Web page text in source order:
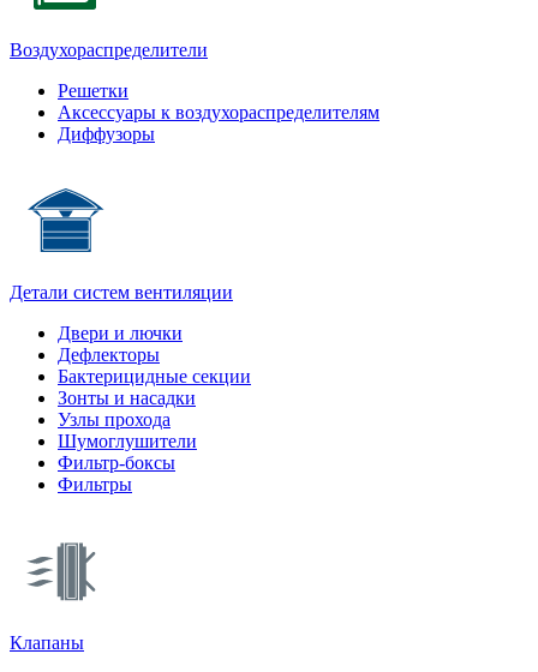
Воздухораспределители
Решетки
Аксессуары к воздухораспределителям
Диффузоры
Детали систем вентиляции
Двери и лючки
Дефлекторы
Бактерицидные секции
Зонты и насадки
Узлы прохода
Шумоглушители
Фильтр-боксы
Фильтры
Клапаны